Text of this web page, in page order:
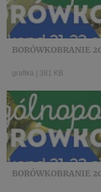
BORÓWKOBRANIE
grafika 381 KB
BORÓWKOBRANIE